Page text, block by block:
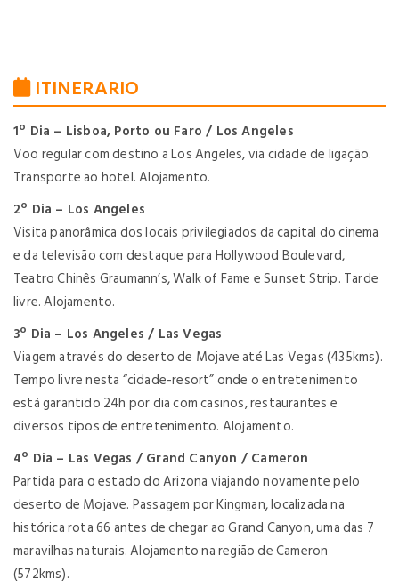
ITINERARIO
1º Dia – Lisboa, Porto ou Faro / Los Angeles
Voo regular com destino a Los Angeles, via cidade de ligação.
Transporte ao hotel. Alojamento.
2º Dia – Los Angeles
Visita panorâmica dos locais privilegiados da capital do cinema
e da televisão com destaque para Hollywood Boulevard,
Teatro Chinês Graumann’s, Walk of Fame e Sunset Strip. Tarde
livre. Alojamento.
3º Dia – Los Angeles / Las Vegas
Viagem através do deserto de Mojave até Las Vegas (435kms).
Tempo livre nesta “cidade-resort” onde o entretenimento
está garantido 24h por dia com casinos, restaurantes e
diversos tipos de entretenimento. Alojamento.
4º Dia – Las Vegas / Grand Canyon / Cameron
Partida para o estado do Arizona viajando novamente pelo
deserto de Mojave. Passagem por Kingman, localizada na
histórica rota 66 antes de chegar ao Grand Canyon, uma das 7
maravilhas naturais. Alojamento na região de Cameron
(572kms).